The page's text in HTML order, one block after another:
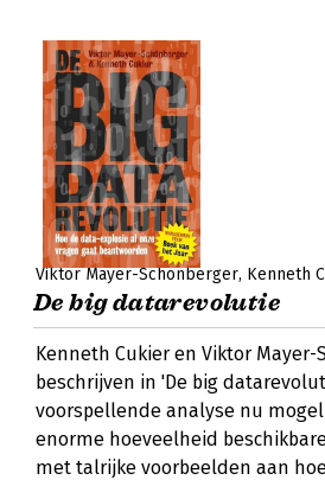
Viktor Mayer-Schönberger Kenneth
De big datarevolutie
Kenneth Cukier en Viktor Mayer-
beschrijven in 'De big
voorspellende analyse nu
enorme hoeveelheid
met talrijke voorbeelden aan